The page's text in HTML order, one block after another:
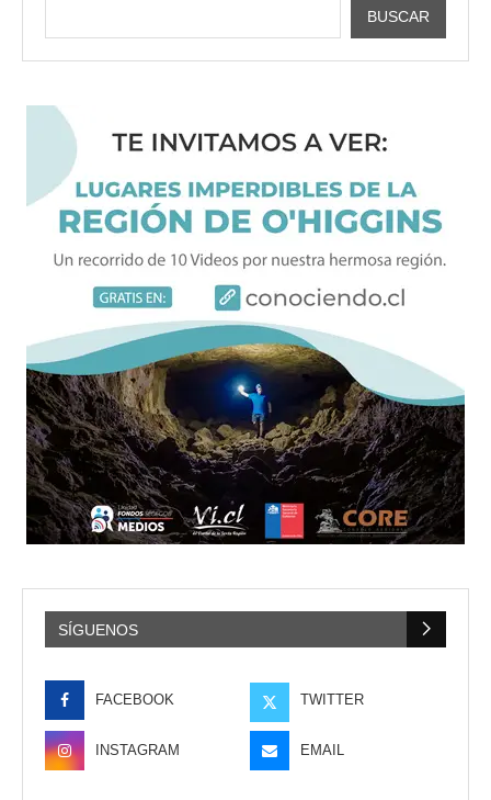
BUSCAR
SÍGUENOS
FACEBOOK TWITTER
INSTAGRAM EMAIL